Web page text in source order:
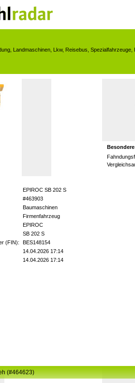
Landmaschinen Lkw, Reisebus Spezialfahrzeuge
EPIROC SB 202 S
#463903
Baumaschinen
Firmenfahrzeug
EPIROC
SB 202 S
(FIN):
BES148154
14.04.2026 17:14
14.04.2026 17:14
(#464623)